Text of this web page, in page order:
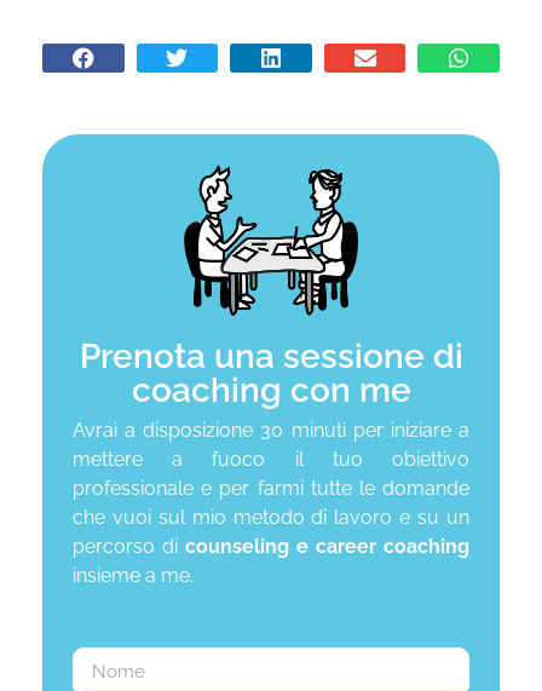
Prenota una sessione di
coaching con me
Avrai a disposizione 30 minuti per iniziare a
mettere a fuoco il tuo obiettivo
professionale e per farmi tutte le domande
che vuoi sul mio metodo di lavoro e su un
percorso di counseling e career coaching
insieme a me.